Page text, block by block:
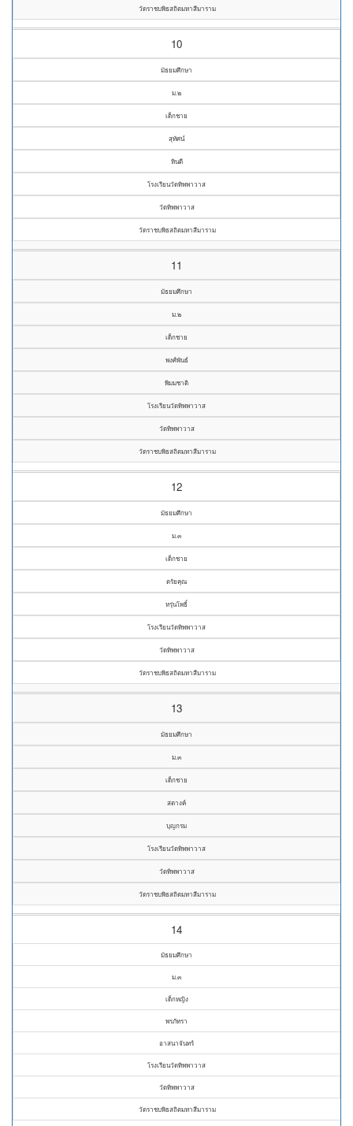
วัดราชบพิธสถิตมหาสีมาราม
10
มัธยมศึกษา
ม.๒
เด็กชาย
สุทัศน์
หินดี
โรงเรียนวัดทิพพาวาส
วัดทิพพาวาส
วัดราชบพิธสถิตมหาสีมาราม
11
มัธยมศึกษา
ม.๒
เด็กชาย
พงศ์พันธ์
พิมมชาติ
โรงเรียนวัดทิพพาวาส
วัดทิพพาวาส
วัดราชบพิธสถิตมหาสีมาราม
12
มัธยมศึกษา
ม.๓
เด็กชาย
ตรัยคุณ
หรุ่นโพธิ์
โรงเรียนวัดทิพพาวาส
วัดทิพพาวาส
วัดราชบพิธสถิตมหาสีมาราม
13
มัธยมศึกษา
ม.๓
เด็กชาย
สตางค์
บุญกรม
โรงเรียนวัดทิพพาวาส
วัดทิพพาวาส
วัดราชบพิธสถิตมหาสีมาราม
14
มัธยมศึกษา
ม.๓
เด็กหญิง
พรภัทรา
อาสนาจันทร์
โรงเรียนวัดทิพพาวาส
วัดทิพพาวาส
วัดราชบพิธสถิตมหาสีมาราม